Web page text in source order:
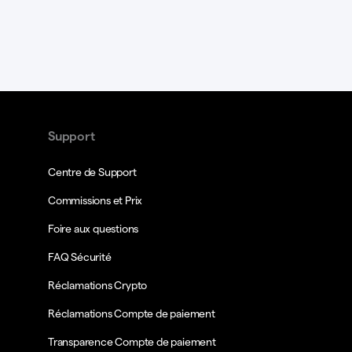
Support
Centre de Support
Commissions et Prix
Foire aux questions
FAQ Sécurité
Réclamations Crypto
Réclamations Compte de paiement
Transparence Compte de paiement